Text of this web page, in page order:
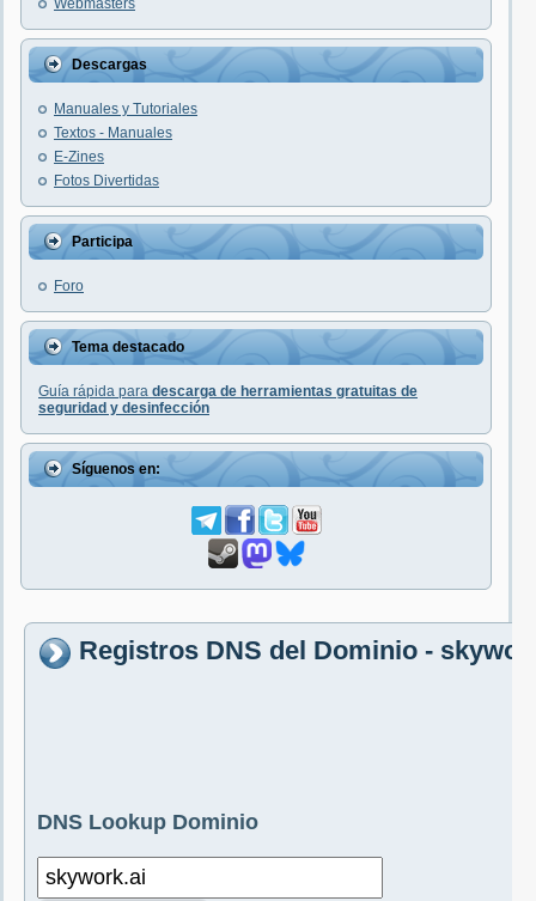
Webmasters
Descargas
Manuales y Tutoriales
Textos - Manuales
E-Zines
Fotos Divertidas
Participa
Foro
Tema destacado
Guía rápida para descarga de herramientas gratuitas de
seguridad y desinfección
Síguenos en:
Registros DNS del Dominio -
DNS Lookup Dominio